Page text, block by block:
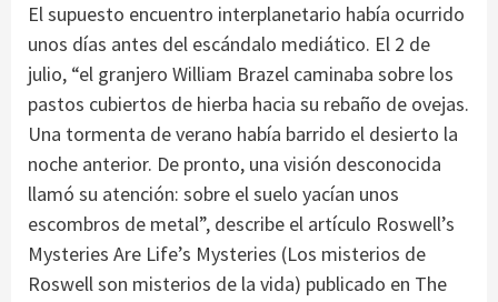
El supuesto encuentro interplanetario había ocurrido
unos días antes del escándalo mediático. El 2 de
julio, “el granjero William Brazel caminaba sobre los
pastos cubiertos de hierba hacia su rebaño de ovejas.
Una tormenta de verano había barrido el desierto la
noche anterior. De pronto, una visión desconocida
llamó su atención: sobre el suelo yacían unos
escombros de metal”, describe el artículo Roswell’s
Mysteries Are Life’s Mysteries (Los misterios de
Roswell son misterios de la vida) publicado en The